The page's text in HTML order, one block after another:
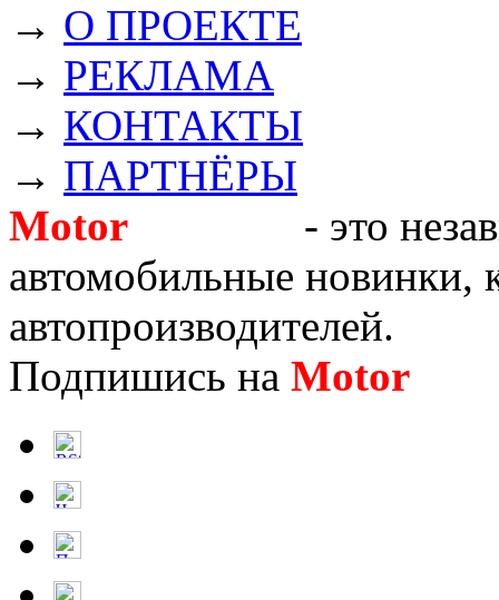
→ О ПРОЕКТЕ
→ РЕКЛАМА
→ КОНТАКТЫ
→ ПАРТНЁРЫ
Motor
- это
автомобильные новинки,
автопроизводителей.
Подпишись на Motor